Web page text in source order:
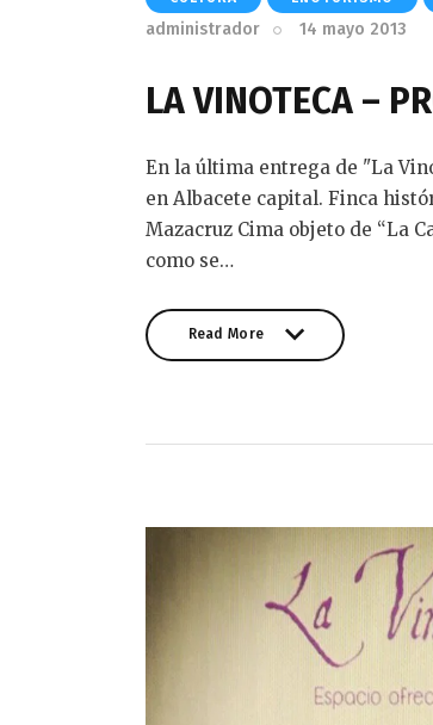
administrador
14 mayo 2013
LA VINOTECA –
En la última entrega de "La
en Albacete capital. Finca
Mazacruz Cima objeto de “La
como se…
Read More